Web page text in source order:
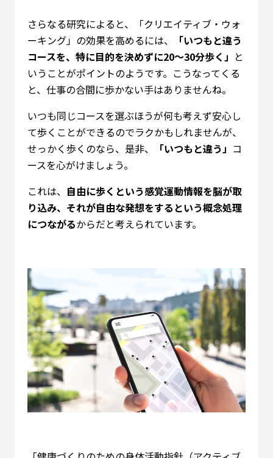
さらなる研究によると、「クリエイティブ・ウォ
ーキング」の効果を高めるには、
「いつもと違う
コースを、特に目的を決めずに20～30分歩く」 と
いうことがポイントのようです。こうなってくる
と、仕事の合間に歩かない手はありませんね。
いつも同じコースを選ぶほうが何も考えず安心し
て歩くことができるのでラクかもしれませんが、
せっかく歩くのなら、是非、
「いつもと違う」 コ
ースを心がけましょう。
これは、 自由に歩くという感覚運動情報を脳が取
り込み、それが自由な発想をするという概念処理
につながるからだと考えられています。